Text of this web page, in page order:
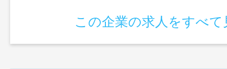
この企業の求人をすべて